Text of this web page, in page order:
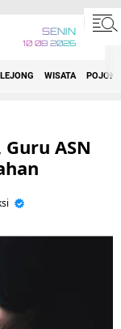
SENIN
10 08 2026
LEJONG WISATA POJOK
ASN